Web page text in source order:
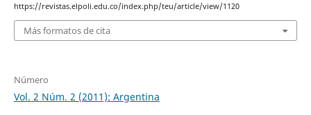
https://revistas.elpoli.edu.co/index.php/teu/article/view/1120
Más formatos de cita
Número
Vol. 2 Núm. 2 (2011): Argentina